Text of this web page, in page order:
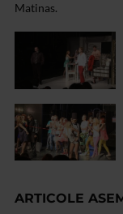
Matinas.
ARTICOLE